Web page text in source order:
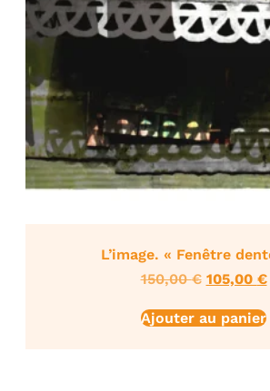
L’image. « Fenêtre
150,00€ 105,00 €
Ajouter au panier